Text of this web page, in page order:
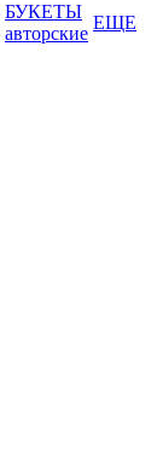
БУКЕТЫ
авторские
ЕЩЕ